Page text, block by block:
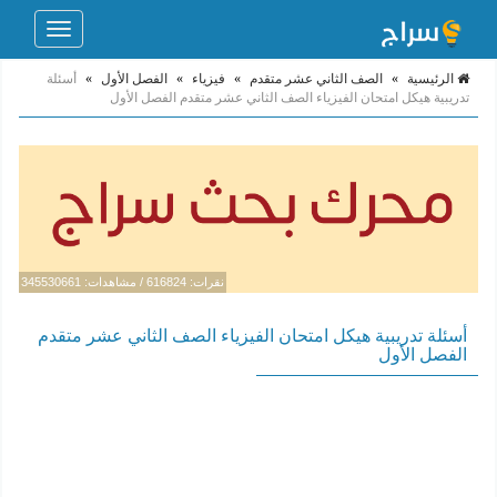
Toggle
الرئيسية » الصف الثاني عشر متقدم » فيزياء » الفصل الأول »
أسئلة
تدريبية هيكل امتحان الفيزياء الصف الثاني عشر متقدم الفصل الأول
نقرات: 616824 / مشاهدات: 345530661
أسئلة تدريبية هيكل امتحان الفيزياء الصف الثاني عشر متقدم
الفصل الأول